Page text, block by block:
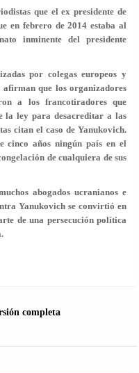
que el ex presidente de
en febrero de 2014 estaba al
inminente del presidente
por colegas europeos y
afirman que los organizadores
a los francotiradores que
la ley para desacreditar a las
citan el caso de Yanukovich.
cinco años ningún país en el
de cualquiera de sus
abogados ucranianos e
Yanukovich se convirtió en
de una persecución política
completa